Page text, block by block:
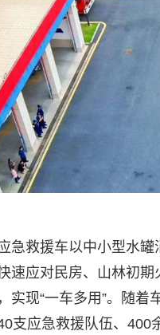
急救援车以中小型水
速应对民房、山林初
实现“一车多用”。随着
支应急救援队伍、400